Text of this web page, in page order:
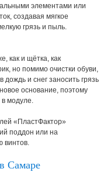
элементами или
создавая мягкое
грязь и пыль.
как и щётка, как
но помимо очистки обуви,
дождь и снег заносить грязь
основание, поэтому
в модуле.
«ПластФактор»
поддон или на
винтов.
Самаре